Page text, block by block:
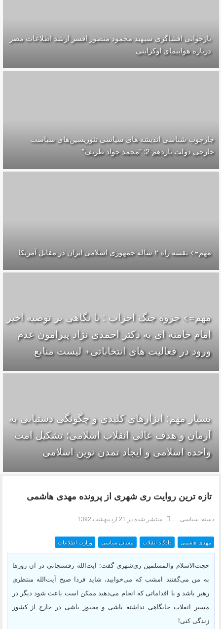
بازخوانی افشاگری سپهبد محمود منصور افسر ارشد اطلاعات مصر
درباره هواپیمای اوکراینی
چارچوب شناسی اندیشه های سیاسی تئوریسین‌های سیاست
خارجی دولت یازدهم-2: "محمد جواد ظریف"
مهم=> نقشه راه ۲ ساله جمهوری اسلامی ایران در مقابل آمریکا
مهم=> جزوه جنگ احزاب : با نگاهی بر توصیه اخیر
امام خامنه ای به دکتر احمدی نژاد پیرامون عدم
ورود در فعالیت های انتخاباتی+ لیست منابع
بسیار مهم: ابزارهای کلیدی و چگونگی دستیابی به
آرمان و هدف عالی انقلاب اسلامی؛ تشکیل امت
واحده‌ اسلامی و ایجاد تمدن نوین اسلامی
تازه ترین روایت ری شهری از پرونده مهدی هاشمی
دسته: سیاسی منتشر شده در 21 ارديبهشت 1392
مهدی هاشمی دادگاه انقلاب مسائل سیاسی وزارت اطلاعات
حجت‌الاسلام والمسلمین ری‌شهری گفت: آیت‌الله رفسنجانی در آن روزها
به من می‌گفتند امشب که می‌خوابید، شاید فردا صبح آیت‌الله منتظری
رهبر باشد و با اقداماتی که انجام می‌دهید ممکن است باعث شود دیگر در
مسیر انقلاب جایگاهی نداشته باشی و مجبور باشی در خارج از کشور
زندگی کنی!